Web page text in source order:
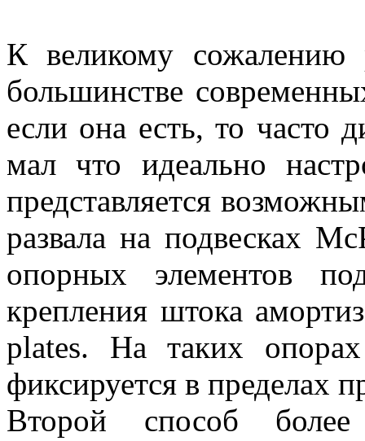
К великому сожалению
большинстве
если она есть, то часто
мал что идеально
представляется
развала на подвесках
опорных элементов
крепления штока
plates. На таких
фиксируется в пределах
Второй способ